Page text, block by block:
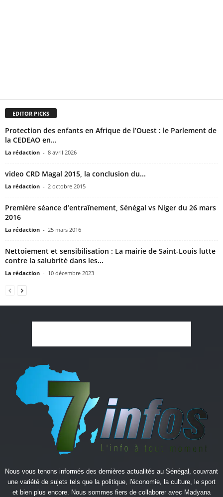
EDITOR PICKS
Protection des enfants en Afrique de l’Ouest : le Parlement de
la CEDEAO en...
La rédaction - 8 avril 2026
video CRD Magal 2015, la conclusion du...
La rédaction - 2 octobre 2015
Première séance d’entraînement, Sénégal vs Niger du 26 mars
2016
La rédaction - 25 mars 2016
Nettoiement et sensibilisation : La mairie de Saint-Louis lutte
contre la salubrité dans les...
La rédaction - 10 décembre 2023
Nous vous tenons informés des dernières actualités au Sénégal, couvrant
une variété de sujets tels que la politique, l'économie, la culture, le sport
et bien plus encore. Nous sommes fiers de collaborer avec Madyana